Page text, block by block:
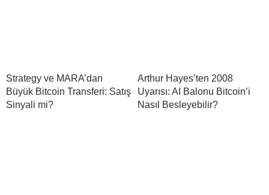
Strategy ve MARA’dan
Büyük Bitcoin Transferi: Satış
Sinyali mi?
Arthur Hayes’ten 2008
Uyarısı: AI Balonu Bitcoin’i
Nasıl Besleyebilir?